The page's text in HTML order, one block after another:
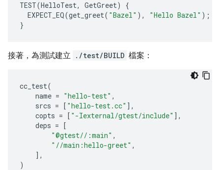
TEST(HelloTest, GetGreet)
{
EXPECT_EQ(get_greet( "Bazel" ), "Hello Bazel" );
}
接著，為測試建立 ./test/BUILD 檔案：
cc_test(
name = "hello-test" ,
srcs = [ "hello-test.cc" ],
copts = [ "-Iexternal/gtest/include" ],
deps = [
"@gtest//:main" ,
"//main:hello-greet" ,
],
)